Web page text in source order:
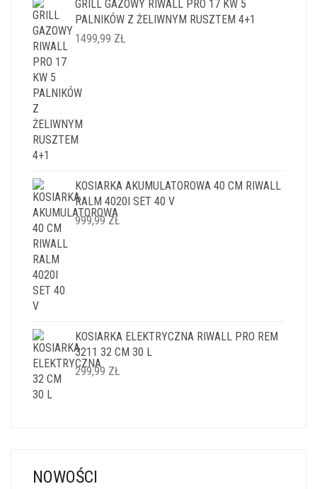
GRILL GAZOWY RIWALL PRO 17 KW 5
PALNIKÓW Z ŻELIWNYM RUSZTEM 4+1
1499,99 ZŁ
KOSIARKA AKUMULATOROWA 40 CM RIWALL
RALM 4020I SET 40 V
999,99ZŁ
KOSIARKA ELEKTRYCZNA RIWALL PRO REM
3211 32 CM 30 L
299,99 ZŁ
NOWOŚCI